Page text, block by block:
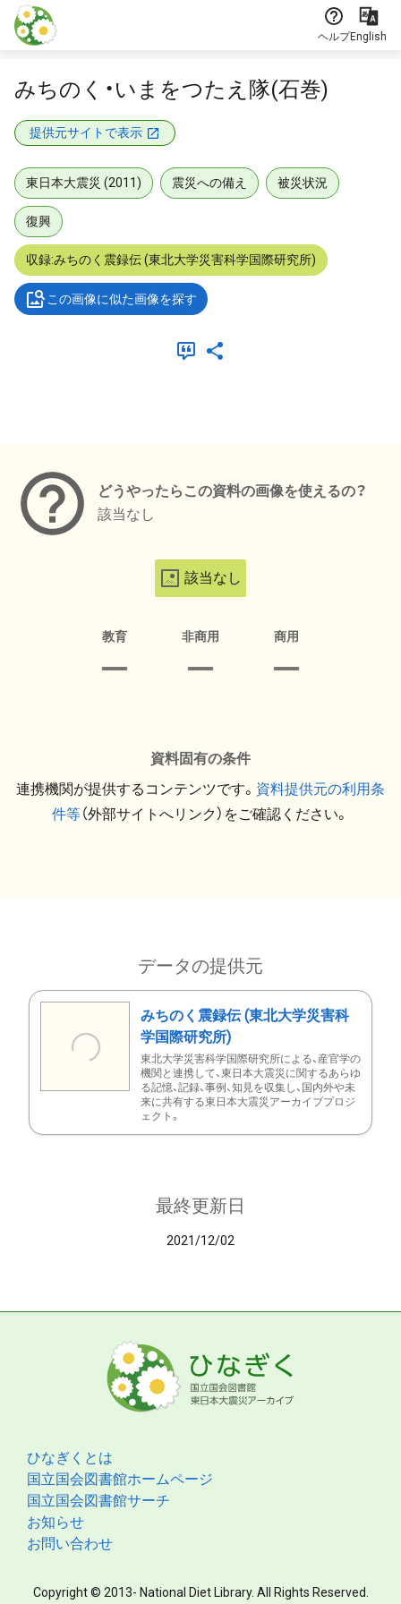
本文に飛ぶ
ヘルプEnglish
みちのく・いまをつたえ隊(石巻)
提供元サイトで表示
東日本大震災 (2011) 震災への備え 被災状況
復興
収録:みちのく震録伝 (東北大学災害科学国際研究所)
この画像に似た画像を探す
どうやったらこの資料の画像を使えるの？
該当なし
該当なし
教育 非商用 商用
資料固有の条件
連携機関が提供するコンテンツです。 資料提供元の利用条
件等（外部サイトへリンク）をご確認ください。
データの提供元
みちのく震録伝 (東北大学災害科
学国際研究所)
東北大学災害科学国際研究所による、産官学の
機関と連携して、東日本大震災に関するあらゆ
る記憶、記録、事例、知見を収集し、国内外や未
来に共有する東日本大震災アーカイブプロジ
ェクト。
最終更新日
2021/12/02
ひなぎくとは
国立国会図書館ホームページ
国立国会図書館サーチ
お知らせ
お問い合わせ
Copyright © 2013- National Diet Library. All Rights Reserved.